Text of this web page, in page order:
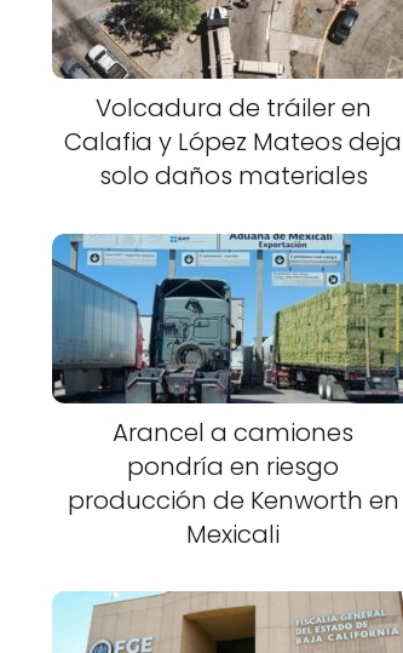
Volcadura de tráiler en
Calafia y López Mateos deja
solo daños materiales
Arancel a camiones
pondría en riesgo
producción de Kenworth en
Mexicali